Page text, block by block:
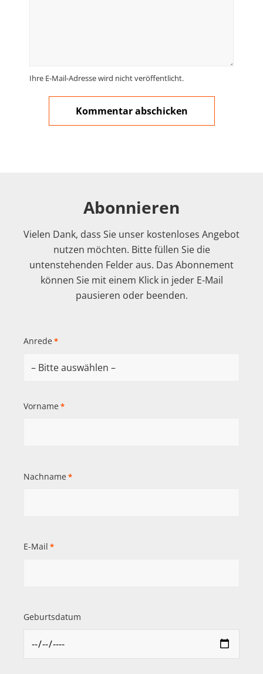
Ihre E-Mail-Adresse wird nicht veröffentlicht.
Abonnieren
Vielen Dank, dass Sie unser kostenloses Angebot
nutzen möchten. Bitte füllen Sie die
untenstehenden Felder aus. Das Abonnement
können Sie mit einem Klick in jeder E-Mail
pausieren oder beenden.
Anrede *
Vorname *
Nachname *
E-Mail *
Geburtsdatum